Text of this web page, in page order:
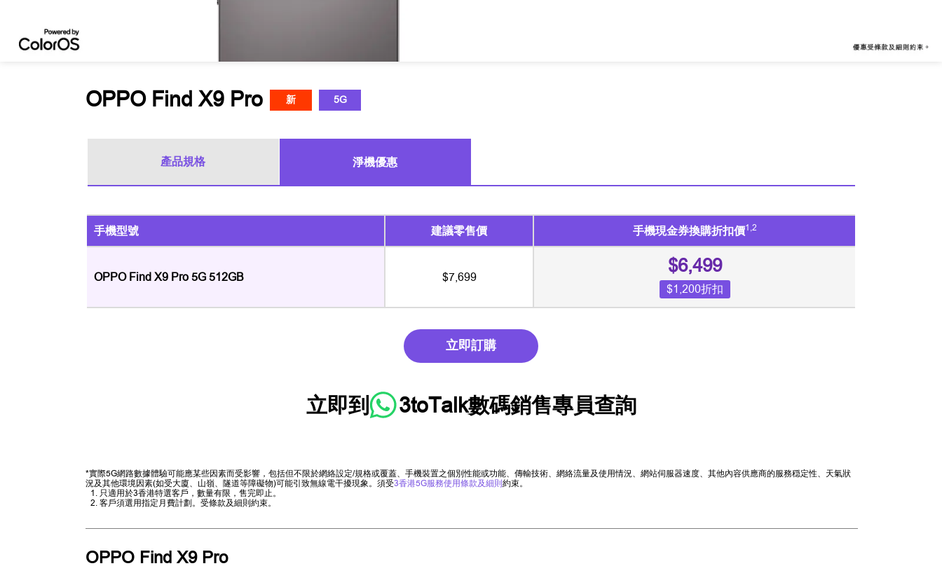
OPPO Find X9 Pro 新 5G
產品規格 淨機優惠
手機型號 建議零售價 手機現金券換購折扣價1,2
OPPO Find X9 Pro 5G 512GB $7,699
$6,499
$1,200折扣
立即訂購
立即到 3toTalk數碼銷售專員查詢
*實際5G網路數據體驗可能應某些因素而受影響，包括但不限於網絡設定/規格或覆蓋、手機裝置之個別性能或功能、傳輸技術、網絡流量及使用情況、網站伺服器速度、其他內容供應商的服務穏定性、天氣狀
況及其他環境因素(如受大廈、山嶺、隧道等障礙物)可能引致無線電干擾現象。須受3香港5G服務使用條款及細則 約束。
只適用於3香港特選客戶，數量有限，售完即止。
客戶須選用指定月費計劃。受條款及細則約束。
OPPO Find X9 Pro